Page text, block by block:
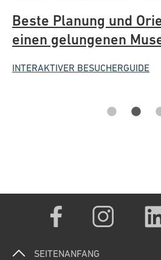
für
Ihr Feedback
Meinung hilft
SEITENANFANG